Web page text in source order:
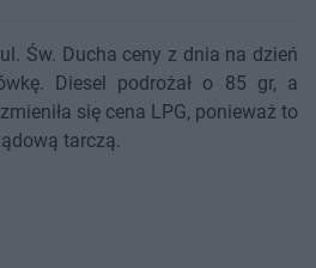
Św. Ducha ceny z dnia na dzień
Diesel podrożał o 85 gr, a
się cena LPG, ponieważ to
tarczą.